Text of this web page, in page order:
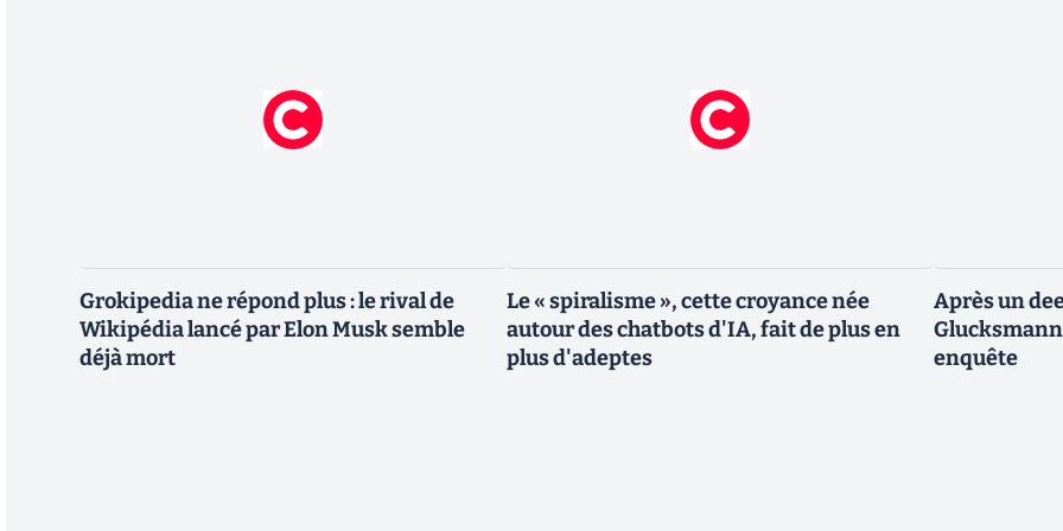
Grokipedia ne répond plus : le rival de
Wikipédia lancé par Elon Musk semble
déjà mort
Le « spiralisme », cette croyance née
autour des chatbots d'IA, fait de plus en
plus d'adeptes
Après un
enquête